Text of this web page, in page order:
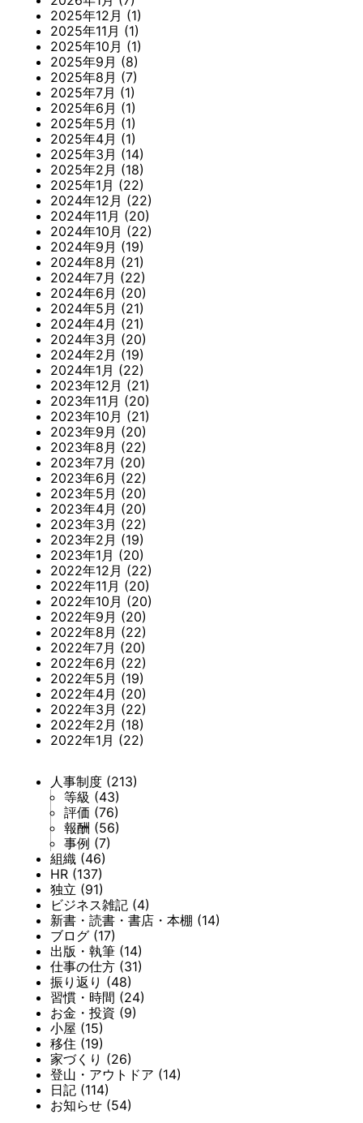
2025年12月 (1)
2025年11月 (1)
2025年10月 (1)
2025年9月 (8)
2025年8月 (7)
2025年7月 (1)
2025年6月 (1)
2025年5月 (1)
2025年4月 (1)
2025年3月 (14)
2025年2月 (18)
2025年1月 (22)
2024年12月 (22)
2024年11月 (20)
2024年10月 (22)
2024年9月 (19)
2024年8月 (21)
2024年7月 (22)
2024年6月 (20)
2024年5月 (21)
2024年4月 (21)
2024年3月 (20)
2024年2月 (19)
2024年1月 (22)
2023年12月 (21)
2023年11月 (20)
2023年10月 (21)
2023年9月 (20)
2023年8月 (22)
2023年7月 (20)
2023年6月 (22)
2023年5月 (20)
2023年4月 (20)
2023年3月 (22)
2023年2月 (19)
2023年1月 (20)
2022年12月 (22)
2022年11月 (20)
2022年10月 (20)
2022年9月 (20)
2022年8月 (22)
2022年7月 (20)
2022年6月 (22)
2022年5月 (19)
2022年4月 (20)
2022年3月 (22)
2022年2月 (18)
2022年1月 (22)
人事制度 (213)
等級 (43)
評価 (76)
報酬 (56)
事例 (7)
組織 (46)
HR (137)
独立 (91)
ビジネス雑記 (4)
新書・読書・書店・本棚 (14)
ブログ (17)
出版・執筆 (14)
仕事の仕方 (31)
振り返り (48)
習慣・時間 (24)
お金・投資 (9)
小屋 (15)
移住 (19)
家づくり (26)
登山・アウトドア (14)
日記 (114)
お知らせ (54)